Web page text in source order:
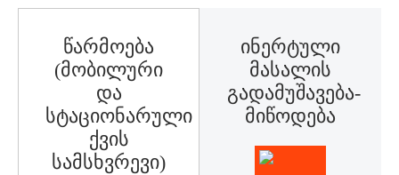
Წარმოება
(მობილური
Და
Სტაციონარული
Ქვის
Სამსხვრევი)
Ინერტული
Მასალის
Გადამუშავება-
Მიწოდება